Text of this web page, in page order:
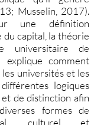
Musselin, 2017).
une définition
du capital, la théorie
universitaire de
explique comment
universités et les
logiques
et de distinction afin
formes de
culturel et